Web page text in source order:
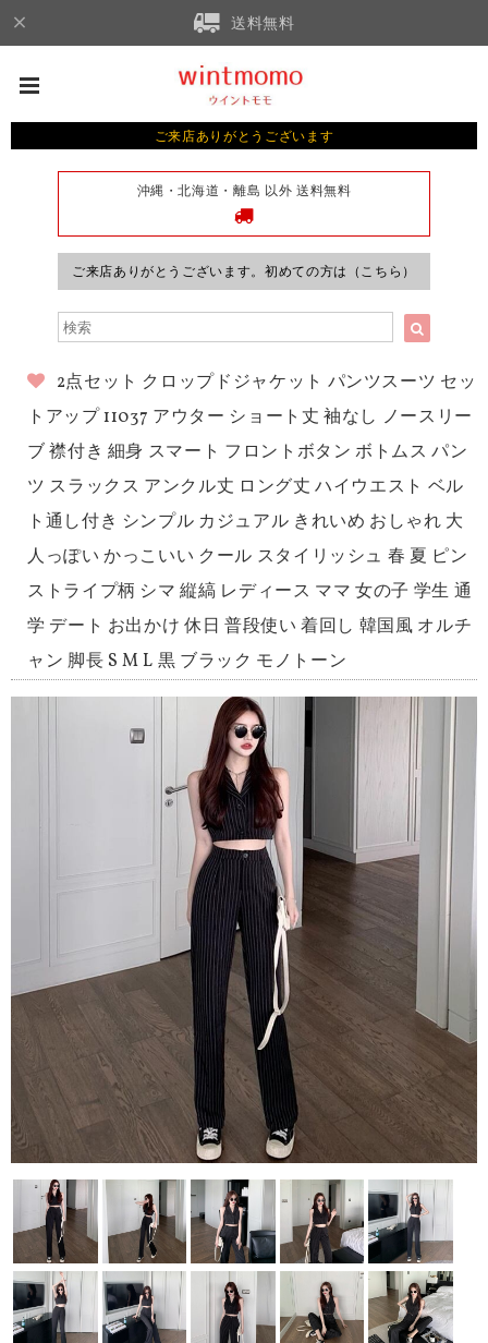
送料無料
ご来店ありがとうございます
沖縄・北海道・離島 以外 送料無料
ご来店ありがとうございます。初めての方は（こちら）
2点セット クロップドジャケット パンツスーツ セッ
トアップ 11037 アウター ショート丈 袖なし ノースリー
ブ 襟付き 細身 スマート フロントボタン ボトムス パン
ツ スラックス アンクル丈 ロング丈 ハイウエスト ベル
ト通し付き シンプル カジュアル きれいめ おしゃれ 大
人っぽい かっこいい クール スタイリッシュ 春 夏 ピン
ストライプ柄 シマ 縦縞 レディース ママ 女の子 学生 通
学 デート お出かけ 休日 普段使い 着回し 韓国風 オルチ
ャン 脚長 S M L 黒 ブラック モノトーン